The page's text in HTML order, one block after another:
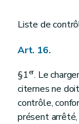
Liste de
Art. 16.
§1er. Le
citernes ne
contrôle,
présent